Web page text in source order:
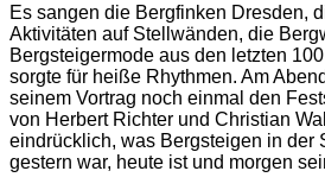
Es sangen die Bergfinken Dresden,
Aktivitäten auf Stellwänden, die
Bergsteigermode aus den letzten
sorgte für heiße Rhythmen. Am
seinem Vortrag noch einmal den
von Herbert Richter und Christian
eindrücklich, was Bergsteigen in der
gestern war, heute ist und morgen